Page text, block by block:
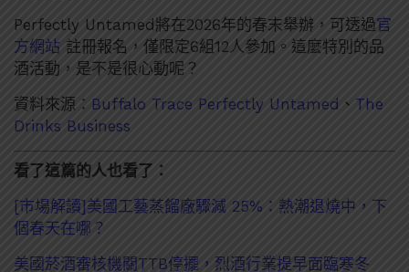
Perfectly Untamed將在2026年的春末舉辦，可透過官
方網站 註冊報名，僅限定6組12人參加。這麼特別的品
酒活動，是不是很心動呢？
資料來源： Buffalo Trace Perfectly Untamed 、 The
Drinks Business
看了這篇的人也看了：
[市場解讀]美國工藝蒸餾廠驟減 25%：熱潮退燒中，下
個春天在哪？
美國菸酒審核機關TTB停擺，烈酒行業提早面臨寒冬